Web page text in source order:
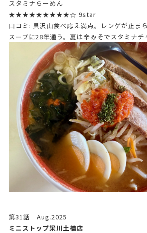
スタミナらーめん
★★★★★★★★★☆ 9star
口コミ: 具沢山食べ応え満点。レンゲが止ま
スープに28年通う。夏は辛みそでスタミナチ
第31話 Aug.2025
ミニストップ梁川土橋店